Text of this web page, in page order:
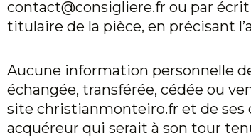
contact@consigliere.fr ou par
titulaire de la pièce, en précisant
Aucune information personnelle
échangée, transférée, cédée ou
site christianmonteiro.fr et de ses
acquéreur qui serait à son tour